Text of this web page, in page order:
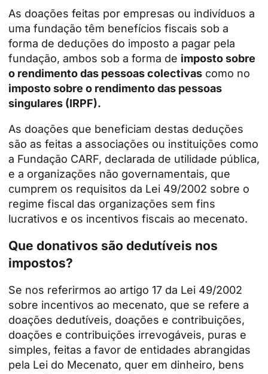
As doações feitas por empresas ou indivíduos a
uma fundação têm benefícios fiscais sob a
forma de deduções do imposto a pagar pela
fundação, ambos sob a forma de imposto sobre
o rendimento das pessoas colectivas como no
imposto sobre o rendimento das pessoas
singulares (IRPF).
As doações que beneficiam destas deduções
são as feitas a associações ou instituições como
a Fundação CARF, declarada de utilidade pública,
e a organizações não governamentais, que
cumprem os requisitos da Lei 49/2002 sobre o
regime fiscal das organizações sem fins
lucrativos e os incentivos fiscais ao mecenato.
Que donativos são dedutíveis nos
impostos?
Se nos referirmos ao artigo 17 da Lei 49/2002
sobre incentivos ao mecenato, que se refere a
doações dedutíveis, doações e contribuições,
doações e contribuições irrevogáveis, puras e
simples, feitas a favor de entidades abrangidas
pela Lei do Mecenato, quer em dinheiro, bens